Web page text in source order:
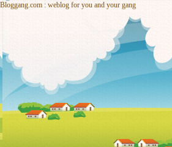
Bloggang.com : weblog for you and your gang